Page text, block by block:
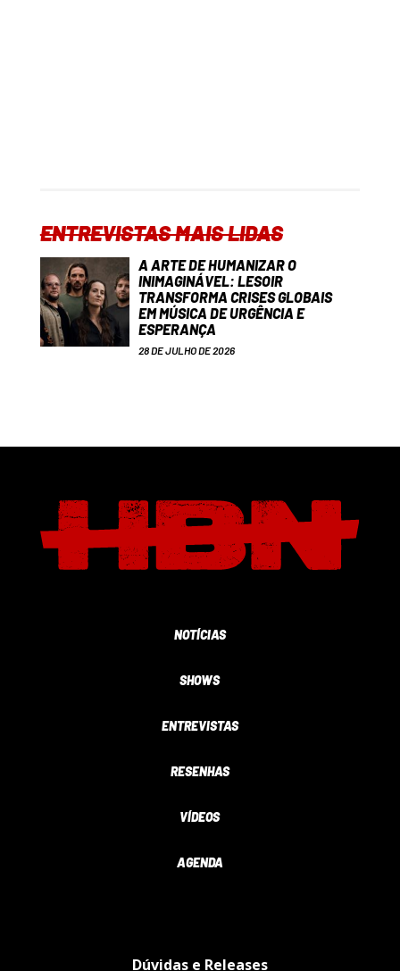
ENTREVISTAS MAIS LIDAS
A ARTE DE HUMANIZAR O
INIMAGINÁVEL: LESOIR
TRANSFORMA CRISES GLOBAIS
EM MÚSICA DE URGÊNCIA E
ESPERANÇA
28 DE JULHO DE 2026
NOTÍCIAS
SHOWS
ENTREVISTAS
RESENHAS
VÍDEOS
AGENDA
Dúvidas e Releases